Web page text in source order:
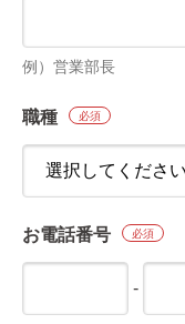
例）営業部長
職種 必須
お電話番号 必須
-